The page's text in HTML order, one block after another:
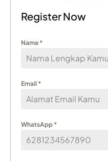
Register Now
Name *
Email *
WhatsApp *